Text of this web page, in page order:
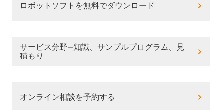
ロボットソフトを無料でダウンロード
サービス分野―知識、サンプルプログラム、見
積もり
オンライン相談を予約する